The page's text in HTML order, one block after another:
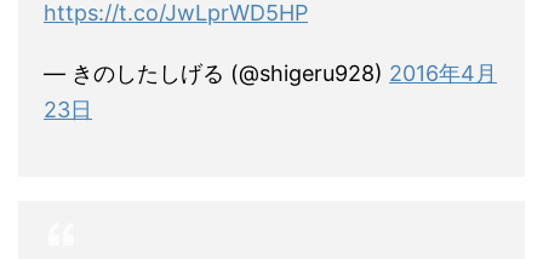
https://t.co/JwLprWD5HP
— きのしたしげる (@shigeru928) 2016年4月
23日